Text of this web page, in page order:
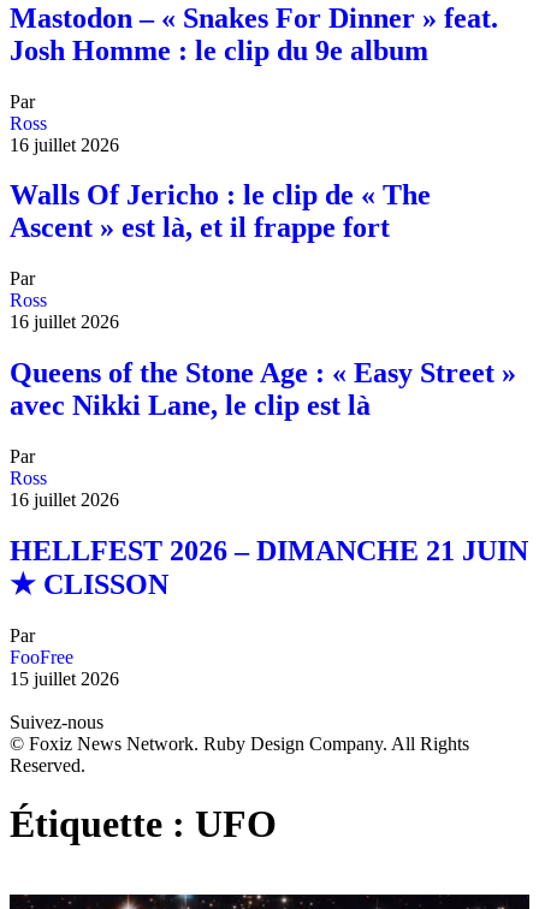
Mastodon – « Snakes For Dinner » feat.
Josh Homme : le clip du 9e album
Par
Ross
16 juillet 2026
Walls Of Jericho : le clip de « The
Ascent » est là, et il frappe fort
Par
Ross
16 juillet 2026
Queens of the Stone Age : « Easy Street »
avec Nikki Lane, le clip est là
Par
Ross
16 juillet 2026
HELLFEST 2026 – DIMANCHE 21 JUIN
★ CLISSON
Par
FooFree
15 juillet 2026
Suivez-nous
© Foxiz News Network. Ruby Design Company. All Rights
Reserved.
Étiquette : UFO